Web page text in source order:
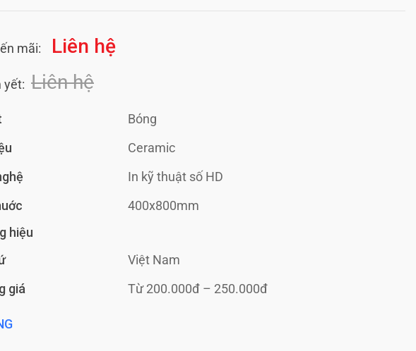
mãi: Liên hệ
yết: Liên hệ
Bóng
Ceramic
In kỹ thuật số HD
400x800mm
hiệu
Việt Nam
giá
Từ 200.000đ – 250.000đ